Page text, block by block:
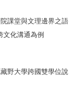
課堂與文理邊界之語
文化溝通為例
野大學跨國雙學位說